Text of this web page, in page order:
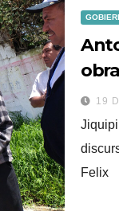
19
Felix